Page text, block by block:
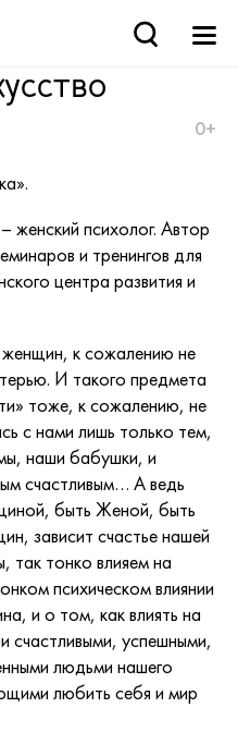
0+
».
психолог. Автор
и тренингов для
центра развития и
к сожалению не
И такого предмета
тоже, к сожалению, не
с нами лишь только тем,
наши бабушки, и
счастливым… А ведь
быть Женой, быть
зависит счастье нашей
тонко влияем на
психическом влиянии
и о том, как влиять на
счастливыми, успешными,
людьми нашего
любить себя и мир